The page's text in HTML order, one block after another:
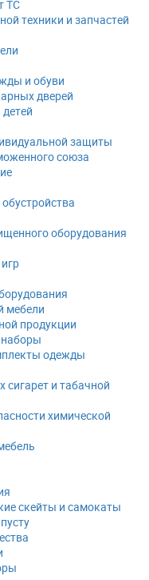
ТС
техники и запчастей
и обуви
дверей
защиты
союза
оборудования
мебели
продукции
одежды
и табачной
химической
скейты и самокаты